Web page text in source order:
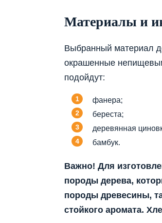
Материалы и
Выбранный материал
окрашенные
подойдут:
фанера;
береста;
деревянная
бамбук.
Важно! Для
породы дерева,
породы древесины,
стойкого аромата.